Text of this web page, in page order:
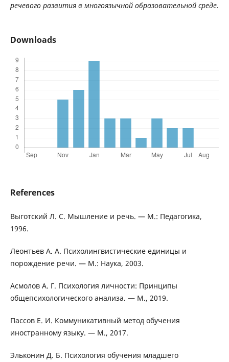
речевого развития в многоязычной образовательной среде.
Downloads
References
Выготский Л. С. Мышление и речь. — М.: Педагогика,
1996.
Леонтьев А. А. Психолингвистические единицы и
порождение речи. — М.: Наука, 2003.
Асмолов А. Г. Психология личности: Принципы
общепсихологического анализа. — М., 2019.
Пассов Е. И. Коммуникативный метод обучения
иностранному языку. — М., 2017.
Эльконин Д. Б. Психология обучения младшего